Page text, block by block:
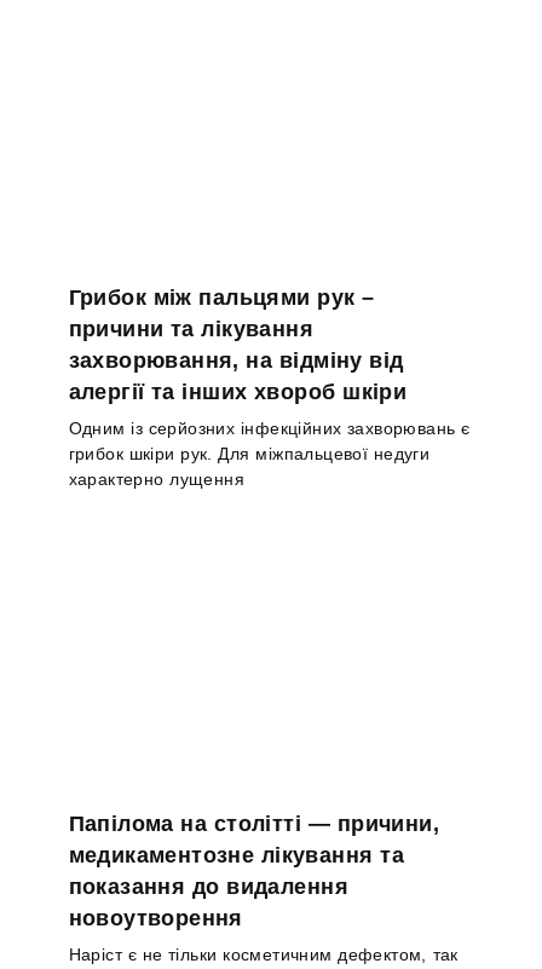
Грибок між пальцями рук –
причини та лікування
захворювання, на відміну від
алергії та інших хвороб шкіри
Одним із серйозних інфекційних захворювань є
грибок шкіри рук. Для міжпальцевої недуги
характерно лущення
Папілома на столітті — причини,
медикаментозне лікування та
показання до видалення
новоутворення
Наріст є не тільки косметичним дефектом, так